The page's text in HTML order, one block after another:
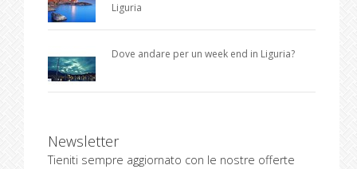
Liguria
Dove andare per un week end in Liguria?
Newsletter
Tieniti sempre aggiornato con le nostre offerte